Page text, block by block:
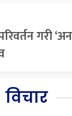
गरी
विचार